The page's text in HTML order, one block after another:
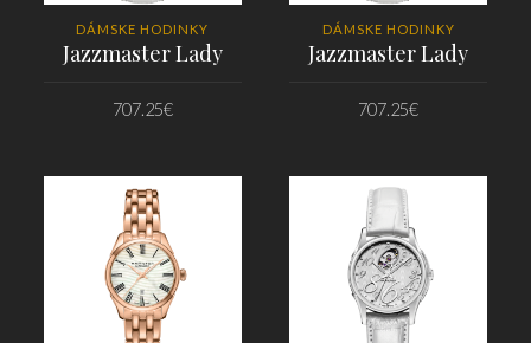
DÁMSKE HODINKY
Jazzmaster Lady
707.25€
DÁMSKE HODINKY
Jazzmaster Lady
707.25€